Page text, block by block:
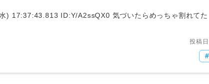
タイルがガチすぎると話題にｗｗｗｗｗ 【画像】ジャンボリお姉さ
1: 名無しダイエット 2019/04/17(水) 17:37:43.813 ID:Y/A2ssQX0 気づいたらめっちゃ割れてた
投稿